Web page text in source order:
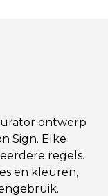
ontwerp
Sign. Elke
regels.
en kleuren,